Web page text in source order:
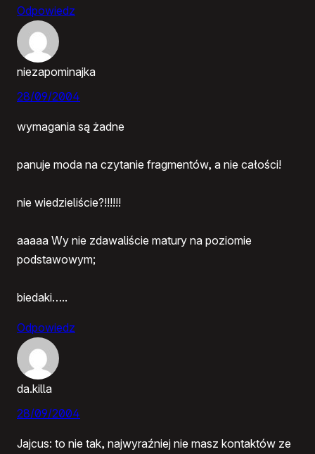
Odpowiedz
niezapominajka
28/09/2004
wymagania są żadne
panuje moda na czytanie fragmentów, a nie całości!
nie wiedzieliście?!!!!!!
aaaaa Wy nie zdawaliście matury na poziomie
podstawowym;
biedaki…..
Odpowiedz
da.killa
28/09/2004
Jajcus: to nie tak, najwyraźniej nie masz kontaktów ze